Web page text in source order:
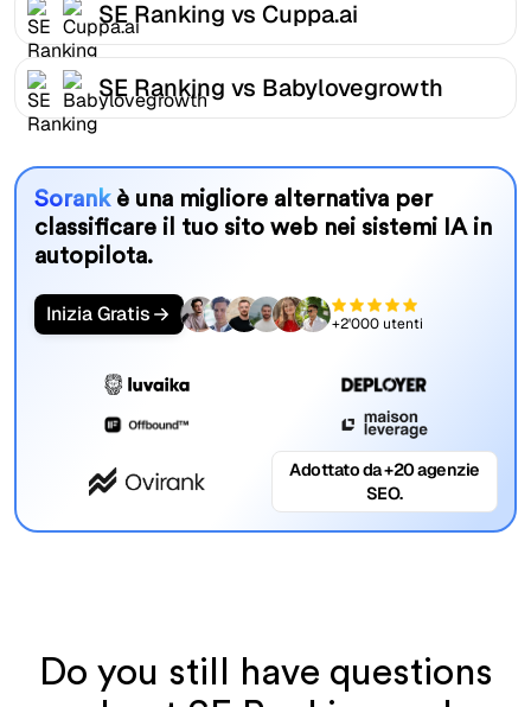
SE Ranking vs Cuppa.ai
SE Ranking vs Babylovegrowth
Sorank è una migliore alternativa per
classificare il tuo sito web nei sistemi IA in
autopilota.
Inizia Gratis +2'000 utenti
Adottato da +20 agenzie
SEO.
Do you still have questions